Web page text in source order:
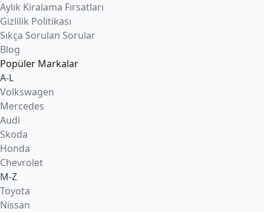
Aylık Kiralama Fırsatları
Gizlilik Politikası
Sıkça Sorulan Sorular
Blog
Popüler Markalar
A-L
Volkswagen
Mercedes
Audi
Skoda
Honda
Chevrolet
M-Z
Toyota
Nissan